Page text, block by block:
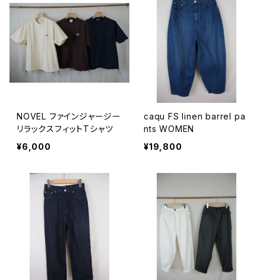
NOVEL ファインジャージー
リラックスフィットTシャツ
¥6,000
caqu FS linen barrel pa
nts WOMEN
¥19,800